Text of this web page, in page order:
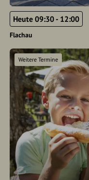
Heute 09:30 - 12:00
Flachau
Weitere Termine